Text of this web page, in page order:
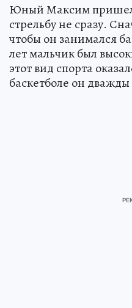
Юный Максим пришел
стрельбу не сразу.
чтобы он занимался
лет мальчик был
этот вид спорта
баскетболе он